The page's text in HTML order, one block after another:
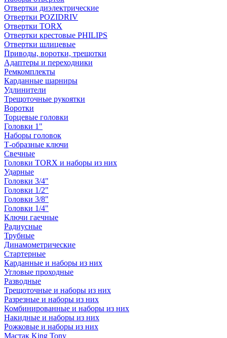
Отвертки диэлектрические
Отвертки POZIDRIV
Отвертки TORX
Отвертки крестовые PHILIPS
Отвертки шлицевые
Приводы, воротки, трещотки
Адаптеры и переходники
Ремкомплекты
Карданные шарниры
Удлинители
Трещоточные рукоятки
Воротки
Торцевые головки
Головки 1"
Наборы головок
Т-образные ключи
Свечные
Головки TORX и наборы из них
Ударные
Головки 3/4"
Головки 1/2"
Головки 3/8"
Головки 1/4"
Ключи гаечные
Радиусные
Трубные
Динамометрические
Стартерные
Карданные и наборы из них
Угловые проходные
Разводные
Трещоточные и наборы из них
Разрезные и наборы из них
Комбинированные и наборы из них
Накидные и наборы из них
Рожковые и наборы из них
Мастак King Tony